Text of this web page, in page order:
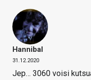
Hannibal
31.12.2020
Jep… 3060 voisi